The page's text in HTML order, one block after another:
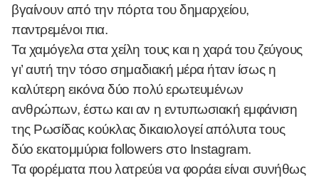
βγαίνουν από την πόρτα του δημαρχείου,
παντρεμένοι πια.
Τα χαμόγελα στα χείλη τους και η χαρά του ζεύγους
γι’ αυτή την τόσο σημαδιακή μέρα ήταν ίσως η
καλύτερη εικόνα δύο πολύ ερωτευμένων
ανθρώπων, έστω και αν η εντυπωσιακή εμφάνιση
της Ρωσίδας κούκλας δικαιολογεί απόλυτα τους
δύο εκατομμύρια followers στο Instagram.
Τα φορέματα που λατρεύει να φοράει είναι συνήθως